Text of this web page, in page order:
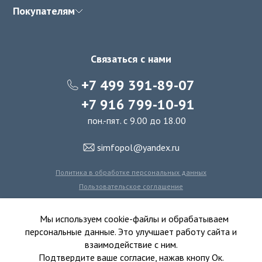
Покупателям
Связаться с нами
+7 499 391-89-07
+7 916 799-10-91
пон.-пят. с 9.00 до 18.00
simfopol@yandex.ru
Политика в обработке персональных данных
Пользовательское соглашение
Политика использования файлов cookie
© 2016-2026 Симфония Пола - интернет-магазин
Мы используем cookie-файлы и обрабатываем
персональные данные. Это улучшает работу сайта и
взаимодействие с ним.
Подтвердите ваше согласие, нажав кнопу Ок.